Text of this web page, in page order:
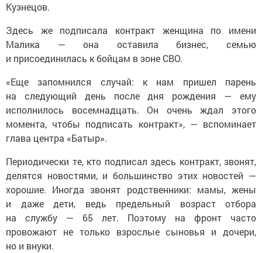
Кузнецов.
Здесь же подписала контракт женщина по имени
Малика — она оставила бизнес, семью
и присоединилась к бойцам в зоне СВО.
«Еще запомнился случай: к нам пришел парень
на следующий день после дня рождения — ему
исполнилось восемнадцать. Он очень ждал этого
момента, чтобы подписать контракт», — вспоминает
глава центра «Батыр».
Периодически те, кто подписал здесь контракт, звонят,
делятся новостями, и большинство этих новостей —
хорошие. Иногда звонят родственники: мамы, жены
и даже дети, ведь предельный возраст отбора
на службу — 65 лет. Поэтому на фронт часто
провожают не только взрослые сыновья и дочери,
но и внуки.